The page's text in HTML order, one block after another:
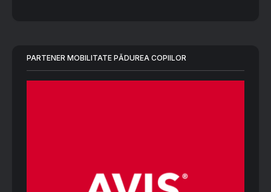
PARTENER MOBILITATE PĂDUREA COPIILOR